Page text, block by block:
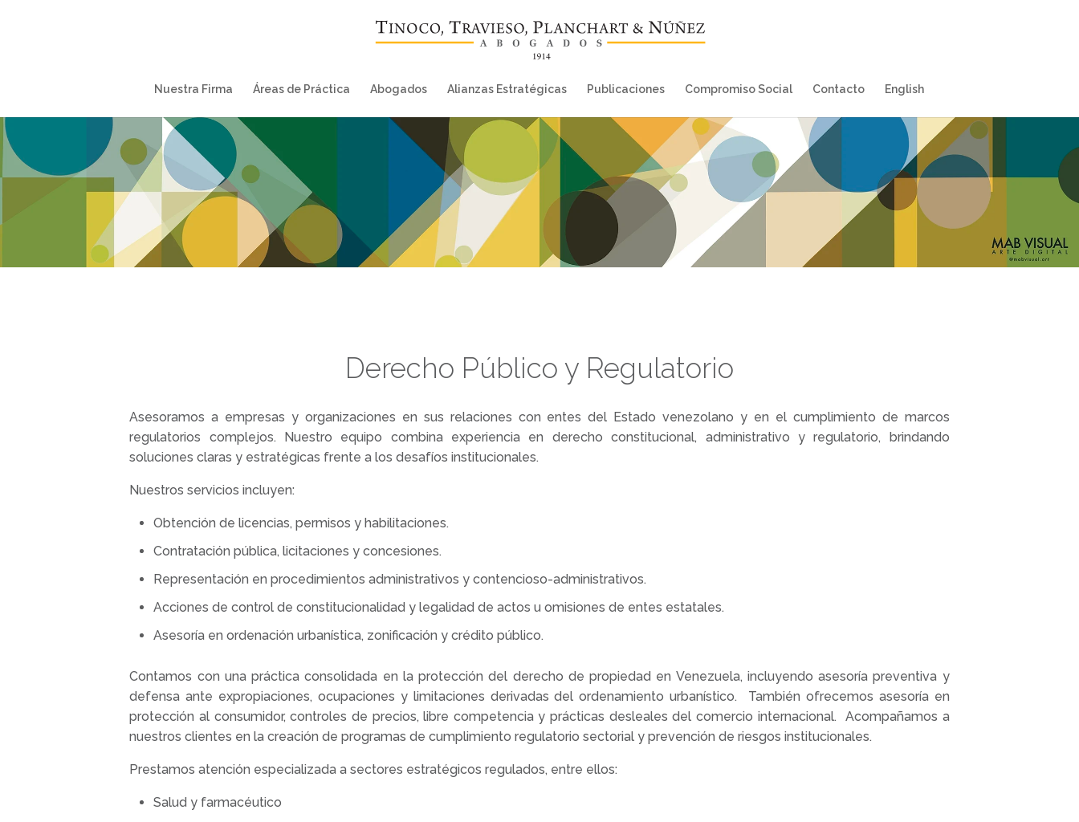
Nuestra Firma Áreas de Práctica Abogados Alianzas Estratégicas Publicaciones Compromiso Social Contacto English
Derecho Público y Regulatorio
Asesoramos a empresas y organizaciones en sus relaciones con entes del Estado venezolano y en el cumplimiento de marcos
regulatorios complejos. Nuestro equipo combina experiencia en derecho constitucional, administrativo y regulatorio, brindando
soluciones claras y estratégicas frente a los desafíos institucionales.
Nuestros servicios incluyen:
Obtención de licencias, permisos y habilitaciones.
Contratación pública, licitaciones y concesiones.
Representación en procedimientos administrativos y contencioso-administrativos.
Acciones de control de constitucionalidad y legalidad de actos u omisiones de entes estatales.
Asesoría en ordenación urbanística, zonificación y crédito público.
Contamos con una práctica consolidada en la protección del derecho de propiedad en Venezuela, incluyendo asesoría preventiva y
defensa ante expropiaciones, ocupaciones y limitaciones derivadas del ordenamiento urbanístico. También ofrecemos asesoría en
protección al consumidor, controles de precios, libre competencia y prácticas desleales del comercio internacional. Acompañamos a
nuestros clientes en la creación de programas de cumplimiento regulatorio sectorial y prevención de riesgos institucionales.
Prestamos atención especializada a sectores estratégicos regulados, entre ellos:
Salud y farmacéutico